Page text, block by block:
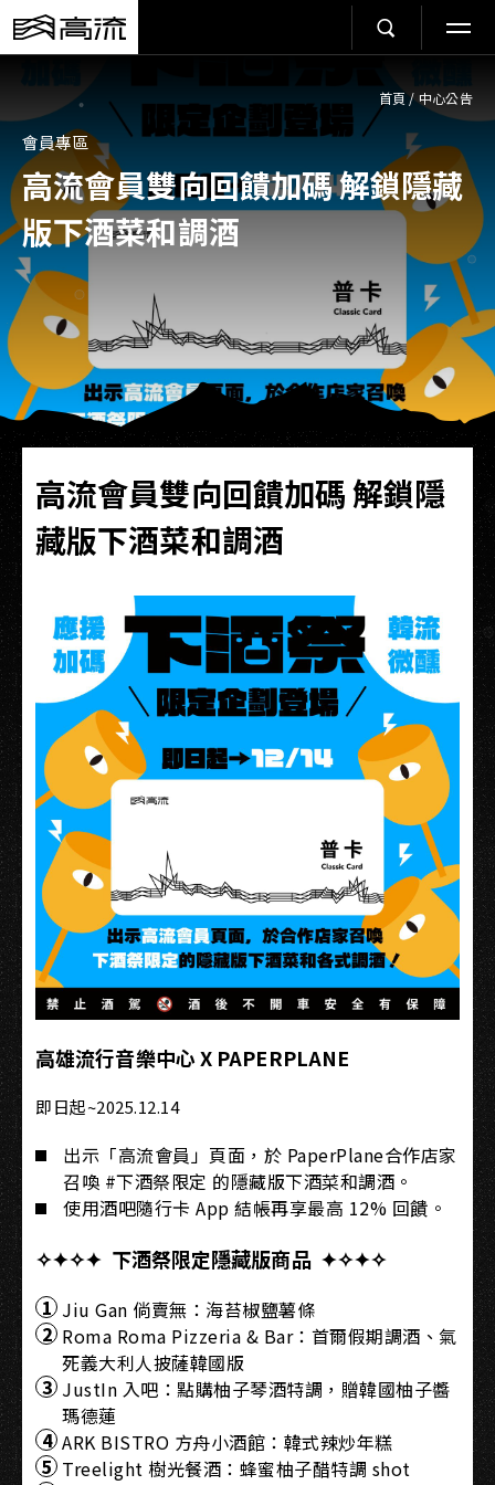
首頁/中心公告
會員專區
高流會員雙向回饋加碼 解鎖隱藏
版下酒菜和調酒
高流會員雙向回饋加碼 解鎖隱
藏版下酒菜和調酒
高雄流行音樂中心 X PAPERPLANE
即日起~2025.12.14
出示「高流會員」頁面，於 PaperPlane合作店家
召喚 #下酒祭限定 的隱藏版下酒菜和調酒。
使用酒吧隨行卡 App 結帳再享最高 12% 回饋。
✧✦✧✦ 下酒祭限定隱藏版商品 ✦✧✦✧
Jiu Gan 倘賣無：海苔椒鹽薯條
Roma Roma Pizzeria & Bar：首爾假期調酒、氣
死義大利人披薩韓國版
JustIn 入吧：點購柚子琴酒特調，贈韓國柚子醬
瑪德蓮
ARK BISTRO 方舟小酒館：韓式辣炒年糕
Treelight 樹光餐酒：蜂蜜柚子醋特調 shot